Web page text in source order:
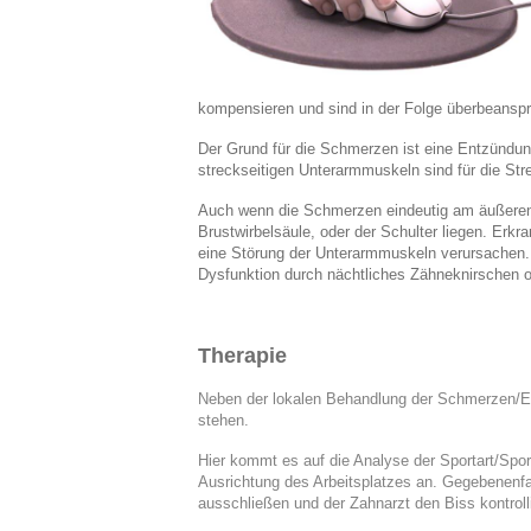
kompensieren und sind in der Folge
Der Grund für die Schmerzen ist eine
streckseitigen Unterarmmuskeln sind für die
Auch wenn die Schmerzen eindeutig am
Brustwirbelsäule, oder der Schulter liegen.
eine Störung der Unterarmmuskeln
Dysfunktion durch nächtliches Zähneknirschen
Therapie
Neben der lokalen Behandlung der
stehen.
Hier kommt es auf die Analyse der Sportart/
Ausrichtung des Arbeitsplatzes an.
ausschließen und der Zahnarzt den Biss